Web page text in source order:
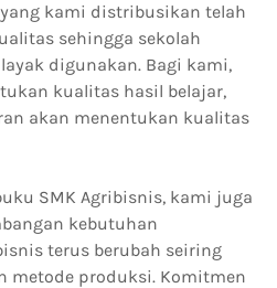
kami distribusikan telah
sehingga sekolah
digunakan. Bagi kami,
kualitas hasil belajar,
akan menentukan kualitas
SMK Agribisnis, kami juga
kebutuhan
terus berubah seiring
metode produksi. Komitmen